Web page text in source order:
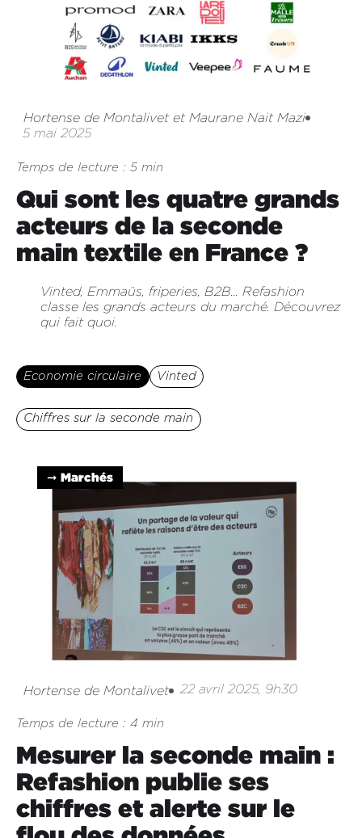
Hortense de Montalivet et Maurane Nait Mazi
5 mai 2025
Temps de lecture : 5 min
Qui sont les quatre grands
acteurs de la seconde
main textile en France ?
Vinted, Emmaüs, friperies, B2B… Refashion
classe les grands acteurs du marché. Découvrez
qui fait quoi.
Economie circulaire Vinted
Chiffres sur la seconde main
➞ Marchés
Hortense de Montalivet 22 avril 2025, 9h30
Temps de lecture : 4 min
Mesurer la seconde main :
Refashion publie ses
chiffres et alerte sur le